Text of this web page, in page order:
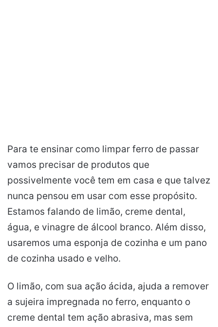
Para te ensinar como limpar ferro de passar
vamos precisar de produtos que
possivelmente você tem em casa e que talvez
nunca pensou em usar com esse propósito.
Estamos falando de limão, creme dental,
água, e vinagre de álcool branco. Além disso,
usaremos uma esponja de cozinha e um pano
de cozinha usado e velho.
O limão, com sua ação ácida, ajuda a remover
a sujeira impregnada no ferro, enquanto o
creme dental tem ação abrasiva, mas sem